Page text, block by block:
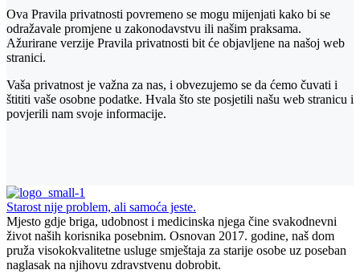
Ova Pravila privatnosti povremeno se mogu mijenjati kako bi se
odražavale promjene u zakonodavstvu ili našim praksama.
Ažurirane verzije Pravila privatnosti bit će objavljene na našoj web
stranici.
Vaša privatnost je važna za nas, i obvezujemo se da ćemo čuvati i
štititi vaše osobne podatke. Hvala što ste posjetili našu web stranicu i
povjerili nam svoje informacije.
Starost nije problem, ali samoća jeste.
Mjesto gdje briga, udobnost i medicinska njega čine svakodnevni
život naših korisnika posebnim. Osnovan 2017. godine, naš dom
pruža visokokvalitetne usluge smještaja za starije osobe uz poseban
naglasak na njihovu zdravstvenu dobrobit.